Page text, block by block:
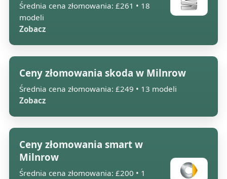
Średnia cena złomowania: £261 • 18
modeli
Zobacz
Ceny złomowania skoda w Milnrow
Średnia cena złomowania: £249 • 13 modeli
Zobacz
Ceny złomowania smart w
Milnrow
Średnia cena złomowania: £200 • 1